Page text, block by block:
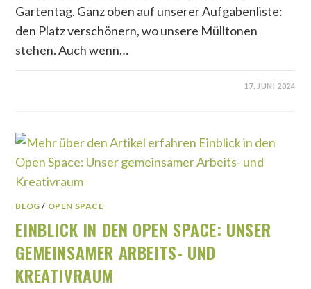
Gartentag. Ganz oben auf unserer Aufgabenliste:
den Platz verschönern, wo unsere Mülltonen
stehen. Auch wenn…
17. JUNI 2024
BLOG / OPEN SPACE
EINBLICK IN DEN OPEN SPACE: UNSER
GEMEINSAMER ARBEITS- UND
KREATIVRAUM